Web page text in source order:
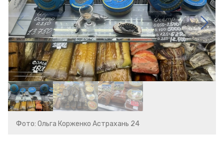
Фото: Ольга Корженко Астрахань 24